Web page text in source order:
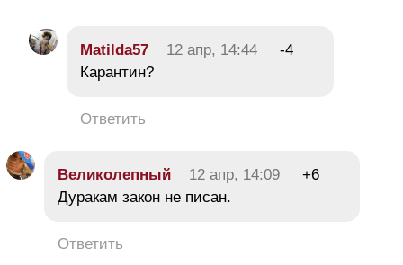
Matilda57 12 апр, 14:44
-4
Карантин?
Ответить
Великолепный 12 апр, 14:09
+6
Дуракам закон не писан.
Ответить